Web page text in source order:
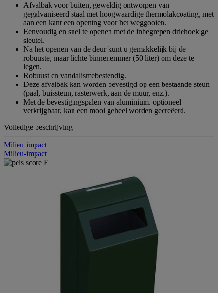
Afvalbak voor buiten, geweldig ontworpen van
gegalvaniseerd staal met hoogwaardige thermolakcoating, met
aan een kant een opening voor het weggooien.
Eenvoudig en snel te openen met de inbegrepen driehoekige
sleutel.
Na het openen van de deur kunt u gemakkelijk bij de
robuuste, maar lichte binnenemmer (50 liter) om deze te
legen.
Robuust en vandalismebestendig.
Deze afvalbak kan worden bevestigd op een bestaande steun
(paal, buissteun, rasterwerk, aan de muur, enz.).
Met de bevestigingspalen van aluminium, optioneel
verkrijgbaar, kan een mooi geheel worden gecreëerd.
Volledige beschrijving
Milieu-impact
Milieu-impact